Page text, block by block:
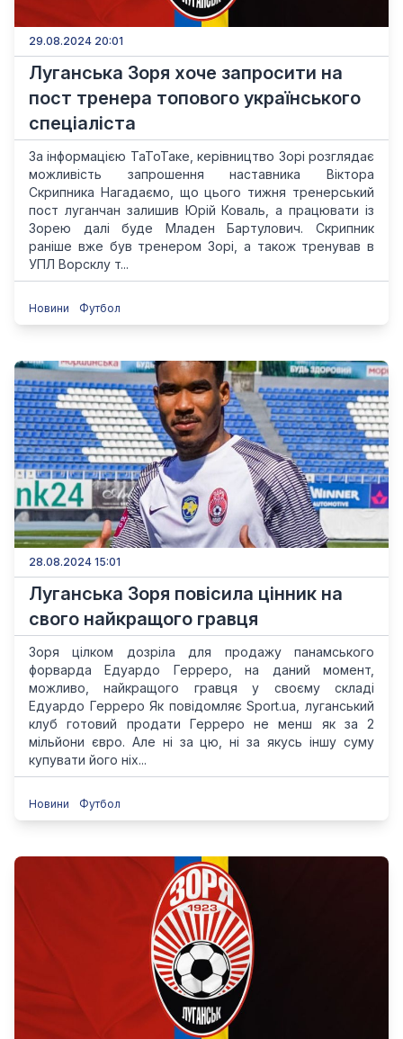
29.08.2024 20:01
Луганська Зоря хоче запросити на
пост тренера топового українського
спеціаліста
За інформацією ТаТоТаке, керівництво Зорі розглядає
можливість запрошення наставника Віктора
Скрипника Нагадаємо, що цього тижня тренерський
пост луганчан залишив Юрій Коваль, а працювати із
Зорею далі буде Младен Бартулович. Скрипник
раніше вже був тренером Зорі, а також тренував в
УПЛ Ворсклу т...
Новини Футбол
28.08.2024 15:01
Луганська Зоря повісила цінник на
свого найкращого гравця
Зоря цілком дозріла для продажу панамського
форварда Едуардо Герреро, на даний момент,
можливо, найкращого гравця у своєму складі
Едуардо Герреро Як повідомляє Sport.ua, луганський
клуб готовий продати Герреро не менш як за 2
мільйони євро. Але ні за цю, ні за якусь іншу суму
купувати його ніх...
Новини Футбол